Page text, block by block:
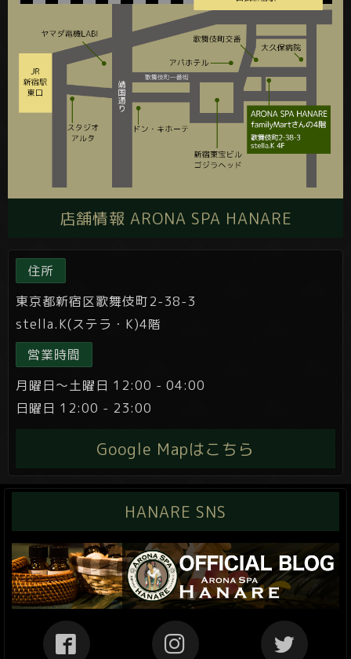
店舗情報 ARONA SPA HANARE
住所
東京都新宿区歌舞伎町2-38-3
stella.K(ステラ・K)4階
営業時間
月曜日～土曜日 12:00 - 04:00
日曜日 12:00 - 23:00
Google Mapはこちら
HANARE SNS